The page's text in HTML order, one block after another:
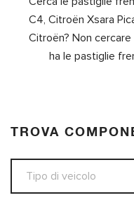
C4, Citroën Xsara
Citroën? Non
ha le pastiglie
TROVA